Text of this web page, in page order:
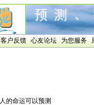
客户反馈 心友论坛 为您服务
的命运可以预测